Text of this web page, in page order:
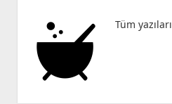
Tüm yazıları